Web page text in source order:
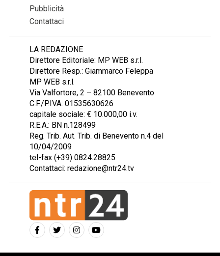
Pubblicità
Contattaci
LA REDAZIONE
Direttore Editoriale: MP WEB s.r.l.
Direttore Resp.: Giammarco Feleppa
MP WEB s.r.l.
Via Valfortore, 2 – 82100 Benevento
C.F./P.IVA: 01535630626
capitale sociale: € 10.000,00 i.v.
R.E.A.: BN n.128499
Reg. Trib. Aut. Trib. di Benevento n.4 del
10/04/2009
tel-fax (+39) 0824.28825
Contattaci: redazione@ntr24.tv